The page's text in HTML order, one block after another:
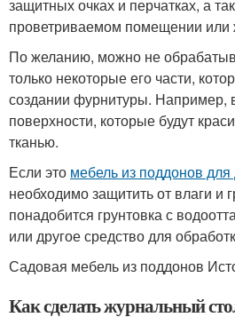
защитных очках и перчатках, а
проветриваемом помещении или
По желанию, можно не
только некоторые его части,
создании фурнитуры. Например,
поверхности, которые будут
тканью.
Если это мебель из поддонов для
необходимо защитить от влаги и
понадобится грунтовка с
или другое средство для
Садовая мебель из поддонов
Как сделать журнальный